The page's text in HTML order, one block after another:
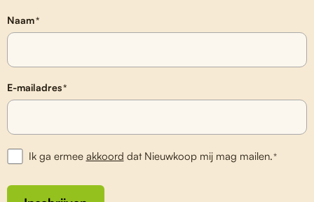
Naam*
E-mailadres*
Ik ga ermee akkoord dat Nieuwkoop mij mag mailen.*